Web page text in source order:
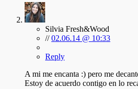
Silvia Fresh&Wood
//02.06.14 @ 10:33
Reply
A mi me encanta :) pero me
Estoy de acuerdo contigo en lo